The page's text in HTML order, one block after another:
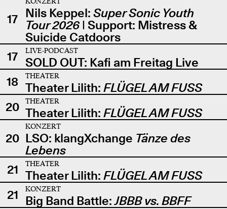
17 Nils Keppel: Super Sonic Youth
Tour 2026| Support: Mistress &
Suicide Catdoors
17
LIVE-PODCAST
SOLD OUT: Kafi am Freitag Live
18
THEATER
Theater Lilith: FLÜGEL AM FUSS
20
THEATER
Theater Lilith: FLÜGEL AM FUSS
20
KONZERT
LSO: klangXchange Tänze des
Lebens
21
THEATER
Theater Lilith: FLÜGEL AM FUSS
21
KONZERT
Big Band Battle:JBBB vs. BBFF